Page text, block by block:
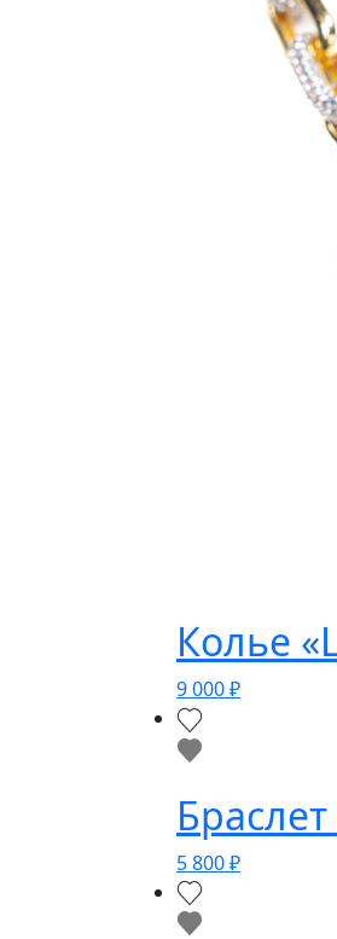
Колье
9 000₽
5 800₽